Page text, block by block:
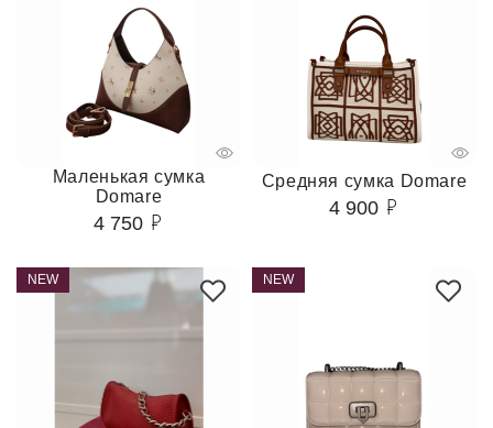
Маленькая сумка
Domare
4 750
Средняя сумка Domare
4 900
NEW NEW